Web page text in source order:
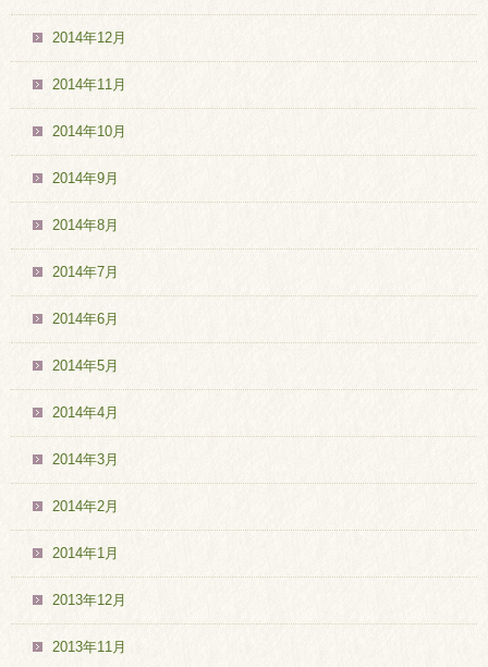
2014年12月
2014年11月
2014年10月
2014年9月
2014年8月
2014年7月
2014年6月
2014年5月
2014年4月
2014年3月
2014年2月
2014年1月
2013年12月
2013年11月